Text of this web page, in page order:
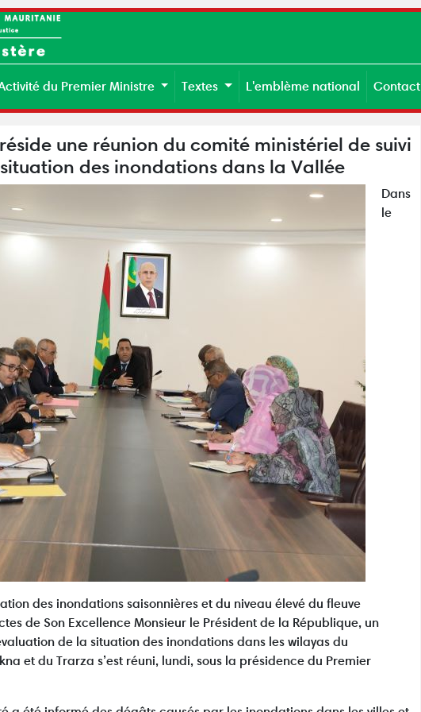
du Premier Ministre Textes L'emblème national Contact
une réunion du comité ministériel de suivi
des inondations dans la Vallée
Dans
le
des inondations saisonnières et du niveau élevé du fleuve
de Son Excellence Monsieur le Président de la République, un
de la situation des inondations dans les wilayas du
et du Trarza s’est réuni, lundi, sous la présidence du Premier